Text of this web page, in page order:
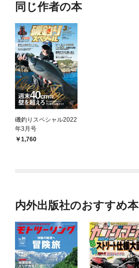
同じ作者の本
磯釣りスペシャル2022
年3月号
1,760
内外出版社のおすすめ本